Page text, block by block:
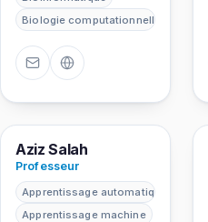
Biologie computationnelle
AS
Aziz Salah
Professeur
Apprentissage automatique
Apprentissage machine